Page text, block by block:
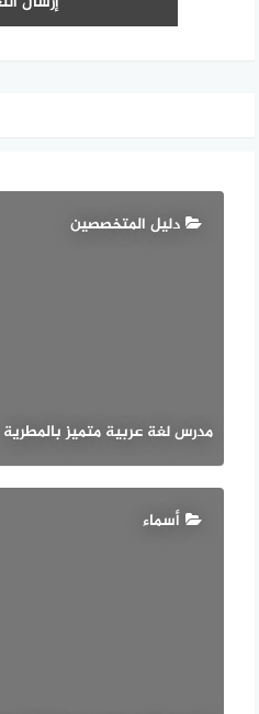
دليل المتخصصين
مدرس لغة عربية متميز بالمطرية
أسماء